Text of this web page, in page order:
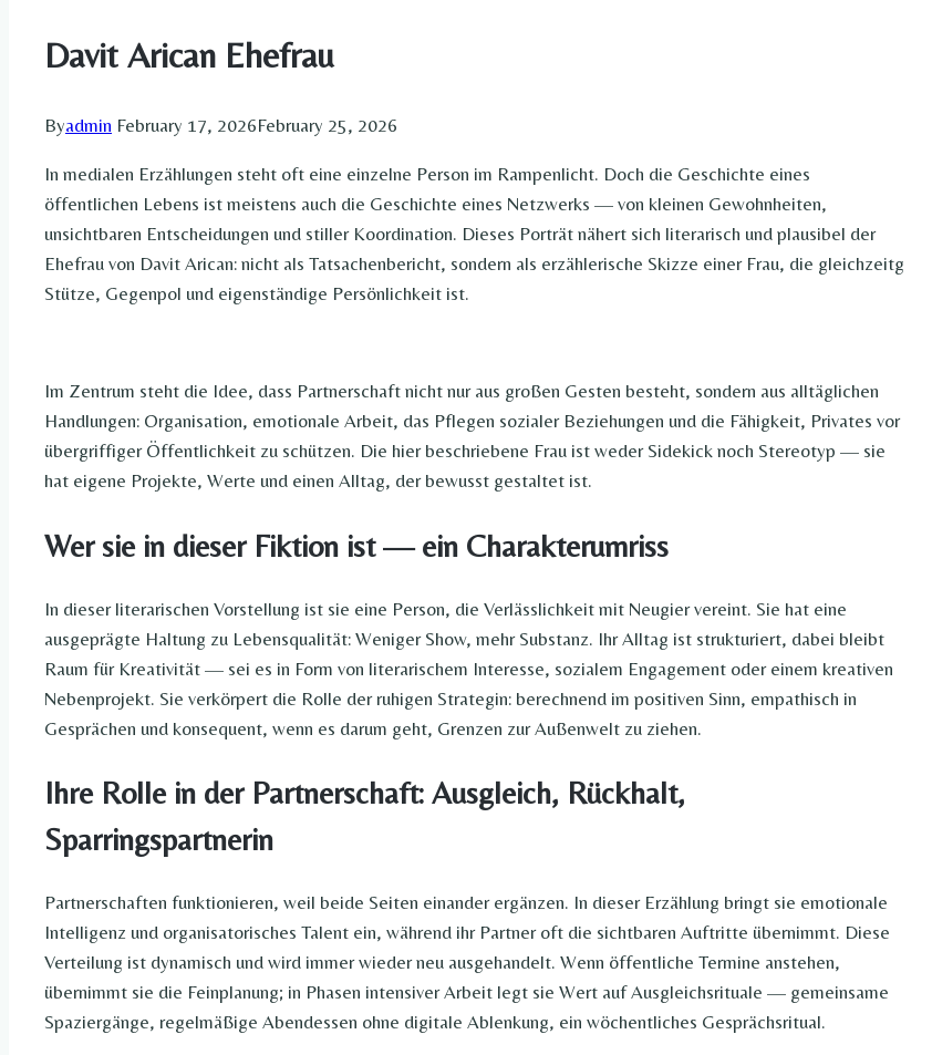
Davit Arican Ehefrau​
Byadmin February 17, 2026February 25, 2026
In medialen Erzählungen steht oft eine einzelne Person im Rampenlicht. Doch die Geschichte eines
öffentlichen Lebens ist meistens auch die Geschichte eines Netzwerks — von kleinen Gewohnheiten,
unsichtbaren Entscheidungen und stiller Koordination. Dieses Porträt nähert sich literarisch und plausibel der
Ehefrau von Davit Arican: nicht als Tatsachenbericht, sondern als erzählerische Skizze einer Frau, die gleichzeitg
Stütze, Gegenpol und eigenständige Persönlichkeit ist.
Im Zentrum steht die Idee, dass Partnerschaft nicht nur aus großen Gesten besteht, sondern aus alltäglichen
Handlungen: Organisation, emotionale Arbeit, das Pflegen sozialer Beziehungen und die Fähigkeit, Privates vor
übergriffiger Öffentlichkeit zu schützen. Die hier beschriebene Frau ist weder Sidekick noch Stereotyp — sie
hat eigene Projekte, Werte und einen Alltag, der bewusst gestaltet ist.
Wer sie in dieser Fiktion ist — ein Charakterumriss
In dieser literarischen Vorstellung ist sie eine Person, die Verlässlichkeit mit Neugier vereint. Sie hat eine
ausgeprägte Haltung zu Lebensqualität: Weniger Show, mehr Substanz. Ihr Alltag ist strukturiert, dabei bleibt
Raum für Kreativität — sei es in Form von literarischem Interesse, sozialem Engagement oder einem kreativen
Nebenprojekt. Sie verkörpert die Rolle der ruhigen Strategin: berechnend im positiven Sinn, empathisch in
Gesprächen und konsequent, wenn es darum geht, Grenzen zur Außenwelt zu ziehen.
Ihre Rolle in der Partnerschaft: Ausgleich, Rückhalt,
Sparringspartnerin
Partnerschaften funktionieren, weil beide Seiten einander ergänzen. In dieser Erzählung bringt sie emotionale
Intelligenz und organisatorisches Talent ein, während ihr Partner oft die sichtbaren Auftritte übernimmt. Diese
Verteilung ist dynamisch und wird immer wieder neu ausgehandelt. Wenn öffentliche Termine anstehen,
übernimmt sie die Feinplanung; in Phasen intensiver Arbeit legt sie Wert auf Ausgleichsrituale — gemeinsame
Spaziergänge, regelmäßige Abendessen ohne digitale Ablenkung, ein wöchentliches Gesprächsritual.